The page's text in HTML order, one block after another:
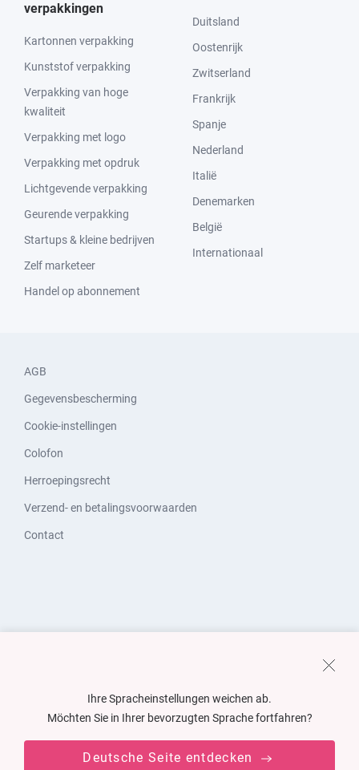
verpakkingen
Kartonnen verpakking
Kunststof verpakking
Verpakking van hoge
kwaliteit
Verpakking met logo
Verpakking met opdruk
Lichtgevende verpakking
Geurende verpakking
Startups & kleine bedrijven
Zelf marketeer
Handel op abonnement
Duitsland
Oostenrijk
Zwitserland
Frankrijk
Spanje
Nederland
Italië
Denemarken
België
Internationaal
AGB
Gegevensbescherming
Cookie-instellingen
Colofon
Herroepingsrecht
Verzend- en betalingsvoorwaarden
Contact
Ihre Spracheinstellungen weichen ab.
Möchten Sie in Ihrer bevorzugten Sprache fortfahren?
Deutsche Seite entdecken